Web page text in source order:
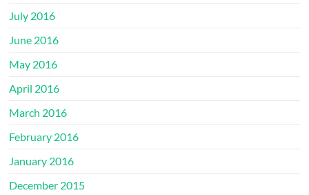
July 2016
June 2016
May 2016
April 2016
March 2016
February 2016
January 2016
December 2015